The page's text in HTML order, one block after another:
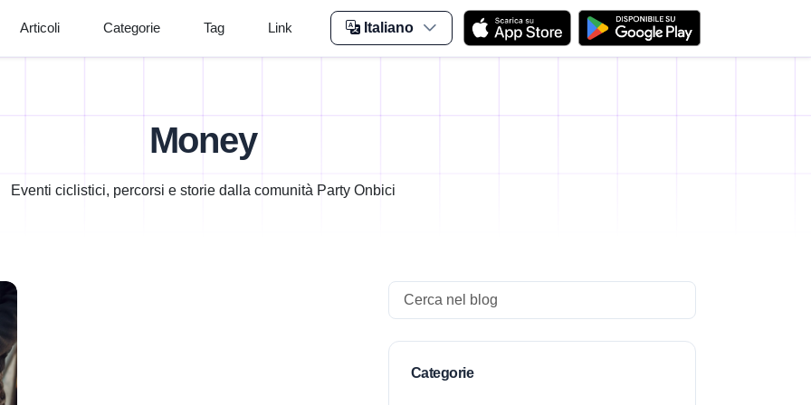
Articoli Categorie Tag Link Italiano
Money
Eventi ciclistici, percorsi e storie dalla comunità Party Onbici
Search
Categorie